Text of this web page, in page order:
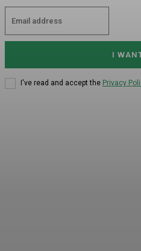
I
I've read and accept the Privacy